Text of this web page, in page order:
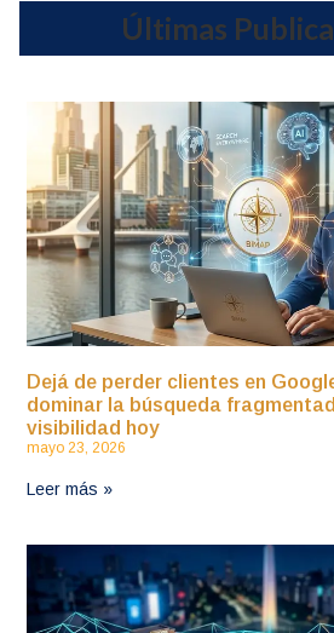
Últimas
Dejá de perder clientes en
dominar la búsqueda
visibilidad hoy
mayo 23, 2026
Leer más »